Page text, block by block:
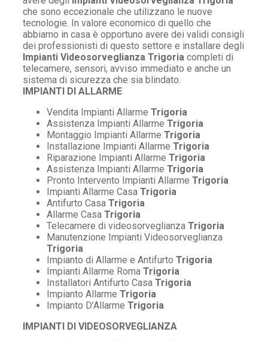
che sono eccezionale che utilizzano le nuove
tecnologie. In valore economico di quello che
abbiamo in casa è opportuno avere dei validi consigli
dei professionisti di questo settore e installare degli
Impianti Videosorveglianza Trigoria completi di
telecamere, sensori, avviso immediato e anche un
sistema di sicurezza che sia blindato.
IMPIANTI DI ALLARME
Vendita Impianti Allarme Trigoria
Assistenza Impianti Allarme Trigoria
Montaggio Impianti Allarme Trigoria
Installazione Impianti Allarme Trigoria
Riparazione Impianti Allarme Trigoria
Assistenza Impianti Allarme Trigoria
Pronto Intervento Impianti Allarme Trigoria
Impianti Allarme Casa Trigoria
Antifurto Casa Trigoria
Allarme Casa Trigoria
Telecamere di videosorveglianza Trigoria
Manutenzione Impianti Videosorveglianza
Trigoria
Impianto di Allarme e Antifurto Trigoria
Impianti Allarme Roma Trigoria
Installatori Antifurto Casa Trigoria
Impianto Allarme Trigoria
Impianto D’Allarme Trigoria
IMPIANTI DI VIDEOSORVEGLIANZA